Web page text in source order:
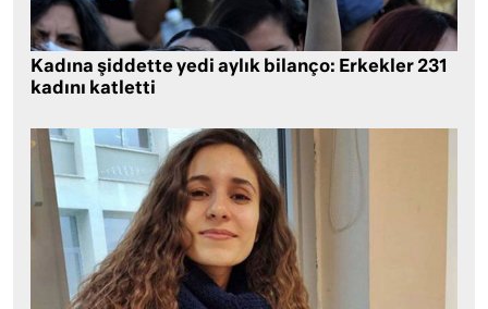
Kadına şiddette yedi aylık bilanço: Erkekler 231
kadını katletti